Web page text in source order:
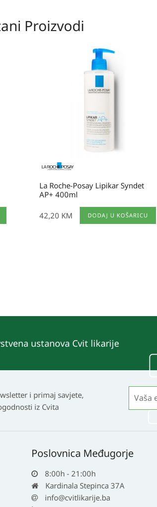
Proizvodi
La Roche-Posay Lipikar Syndet
AP+ 400ml
42,20 KM DODAJ U KOŠARICU
ustanova Cvit likarije
i primaj savjete,
iz Cvita
Poslovnica Međugorje
8:00h - 21:00h
Kardinala Stepinca 37A
info@cvitlikarije.ba